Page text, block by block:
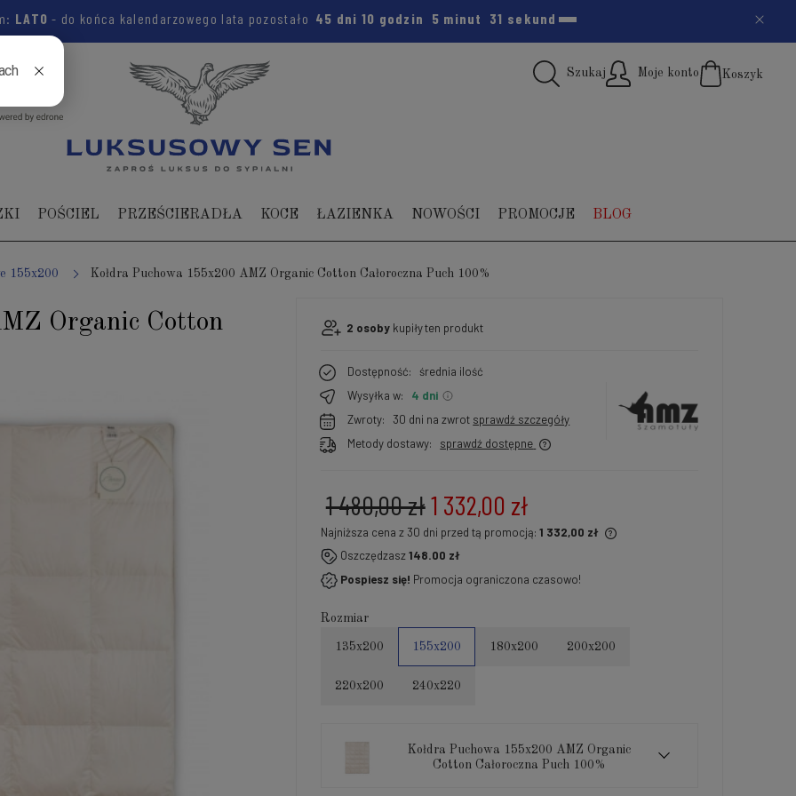
LATO- do końca kalendarzowego lata pozostało 45 dni 10 godzin 5 minut 30 sekund
104 Szukaj Moje konto Koszyk
POŚCIEL PRZEŚCIERADŁA KOCE ŁAZIENKA NOWOŚCI PROMOCJE BLOG
155x200 Kołdra Puchowa 155x200 AMZ Organic Cotton Całoroczna Puch 100%
Organic Cotton 2 osobykupiłyten produkt
Dostępność:
średnia ilość
Wysyłka w:
4 dni
Zwroty:
30 dni na zwrot sprawdź szczegóły
Metody dostawy:
sprawdź dostępne
1 332,00 zł
1 480,00 zł
Najniższa cena z 30 dni przed tą promocją: 1 332,00 zł
Jeżeli produkt jest sprzedawany krócej niż
30 dni, wyświetlana jest najniższa cena od
Oszczędzasz 148.00 zł
Pospiesz się! Promocja ograniczona czasowo!
Rozmiar
135x200 155x200 180x200 200x200
220x200 240x220
Kołdra Puchowa 155x200 AMZ Organic
Cotton Całoroczna Puch 100%